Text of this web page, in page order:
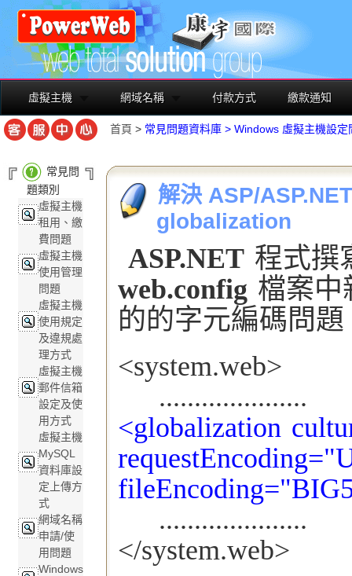
虛擬主機 網域名稱 付款方式 繳款通知
首頁 > 常見問題資料庫 > Windows 虛擬主機設定
常見問
題類別
虛擬主機
租用、繳
費問題
虛擬主機
使用管理
問題
虛擬主機
使用規定
及違規處
理方式
虛擬主機
郵件信箱
設定及使
用方式
虛擬主機
MySQL
資料庫設
定上傳方
式
網域名稱
申請/使
用問題
Windows
解決 ASP/
globalization
ASP.NET 程式撰
web.config 檔案中
的的字元編碼問題
<system.web>
.....................
<globalization
.....................
</system.web>